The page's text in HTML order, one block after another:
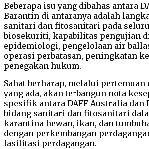
Beberapa isu yang dibahas antara
Barantin di antaranya adalah
sanitari dan fitosanitari pada
biosekuriti, kapabilitas pengujian
epidemiologi, pengelolaan air
operasi perbatasan, peningkatan
penegakan hukum.
Sahat berharap, melalui pertemuan
yang ada, akan terbangun nota
spesifik antara DAFF Australia dan
bidang sanitari dan fitosanitari
karantina hewan, ikan, dan
dengan perkembangan
fasilitasi perdagangan.